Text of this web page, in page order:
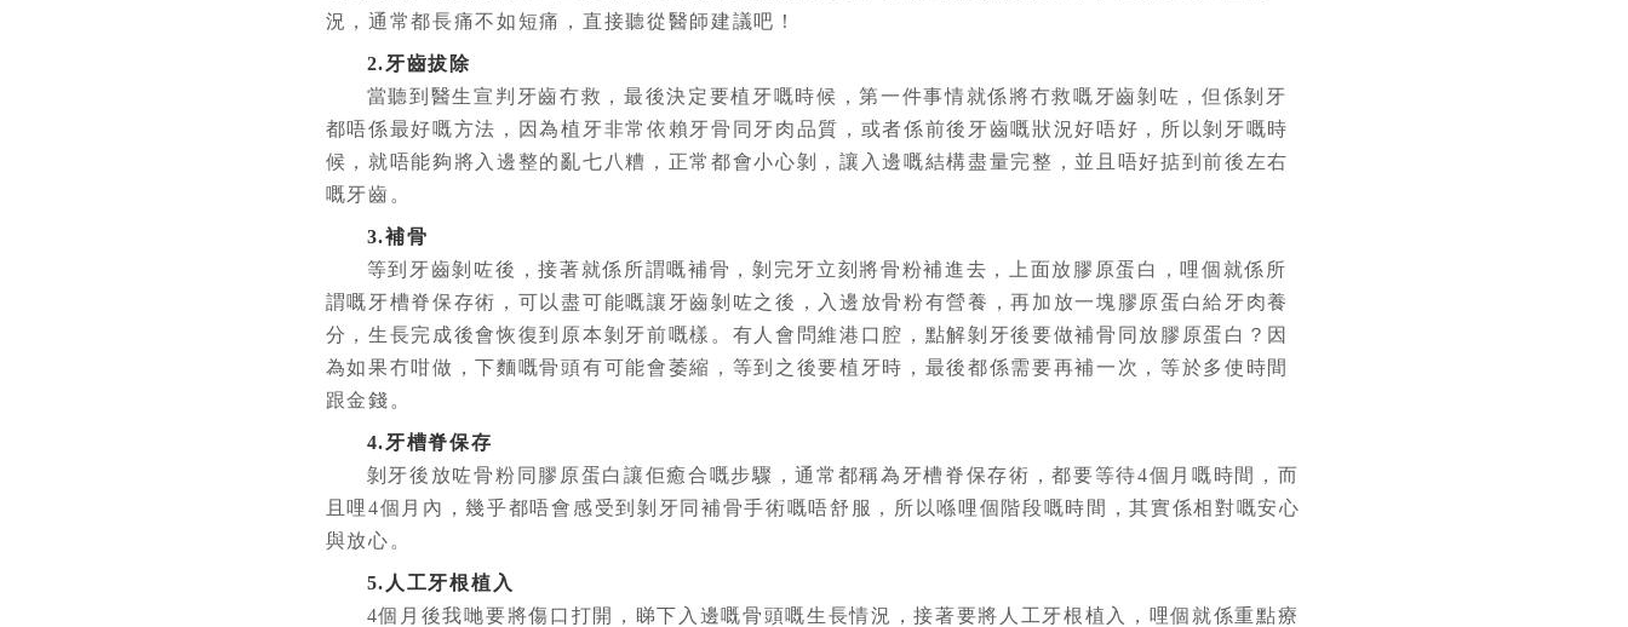
況，通常都長痛不如短痛，直接聽從醫師建議吧！
2.牙齒拔除
當聽到醫生宣判牙齒冇救，最後決定要植牙嘅時候，第一件事情就係將冇救嘅牙齒剝咗，但係剝牙
都唔係最好嘅方法，因為植牙非常依賴牙骨同牙肉品質，或者係前後牙齒嘅狀況好唔好，所以剝牙嘅時
候，就唔能夠將入邊整的亂七八糟，正常都會小心剝，讓入邊嘅結構盡量完整，並且唔好掂到前後左右
嘅牙齒。
3.補骨
等到牙齒剝咗後，接著就係所謂嘅補骨，剝完牙立刻將骨粉補進去，上面放膠原蛋白，哩個就係所
謂嘅牙槽脊保存術，可以盡可能嘅讓牙齒剝咗之後，入邊放骨粉有營養，再加放一塊膠原蛋白給牙肉養
分，生長完成後會恢復到原本剝牙前嘅樣。有人會問維港口腔，點解剝牙後要做補骨同放膠原蛋白？因
為如果冇咁做，下麵嘅骨頭有可能會萎縮，等到之後要植牙時，最後都係需要再補一次，等於多使時間
跟金錢。
4.牙槽脊保存
剝牙後放咗骨粉同膠原蛋白讓佢癒合嘅步驟，通常都稱為牙槽脊保存術，都要等待4個月嘅時間，而
且哩4個月內，幾乎都唔會感受到剝牙同補骨手術嘅唔舒服，所以喺哩個階段嘅時間，其實係相對嘅安心
與放心。
5.人工牙根植入
4個月後我哋要將傷口打開，睇下入邊嘅骨頭嘅生長情況，接著要將人工牙根植入，哩個就係重點療